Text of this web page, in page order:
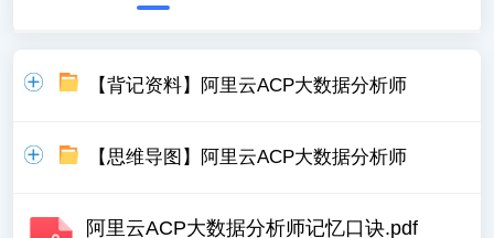
【背记资料】阿里云ACP大数据分析师
【思维导图】阿里云ACP大数据分析师
阿里云ACP大数据分析师记忆口诀.pdf